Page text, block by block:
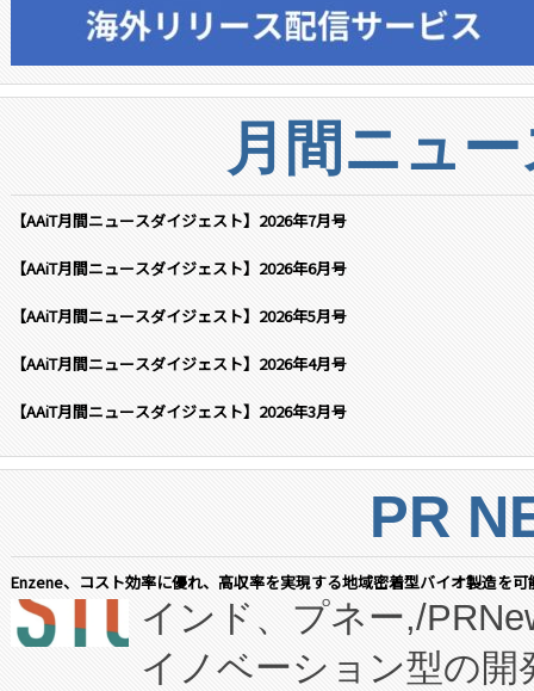
月間ニュ
【AAiT月間ニュースダイジェスト】2026年7月号
【AAiT月間ニュースダイジェスト】2026年6月号
【AAiT月間ニュースダイジェスト】2026年5月号
【AAiT月間ニュースダイジェスト】2026年4月号
【AAiT月間ニュースダイジェスト】2026年3月号
PR
Enzene、コスト効率に優れ、高収率を実現する地域密着型バイオ製造を
インド、プネー,/
イノベーション型の